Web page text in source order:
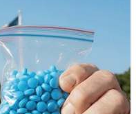
fără